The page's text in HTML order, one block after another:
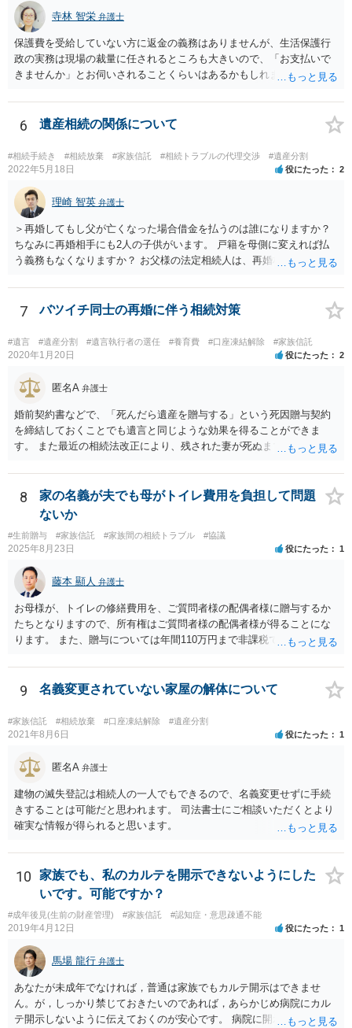
寺林 智栄 弁護士
保護費を受給していない方に返金の義務はありませんが、生活保護行
政の実務は現場の裁量に任されるところも大きいので、「お支払いで
きませんか」とお伺いされることくらいはあるかもしれません。 通報
考えてご判断いただくのが良いと思います。
6 遺産相続の関係について
#相続手続き #相続放棄 #家族信託 #相続トラブルの代理交渉 #遺産分割
2022年5月18日 役にたった 2
理崎 智英 弁護士
＞再婚してもし父が亡くなった場合借金を払うのは誰になりますか？
ちなみに再婚相手にも2人の子供がいます。 戸籍を母側に変えれば払
う義務もなくなりますか？ お父様の法定相続人は、再婚相手とご相談
戸籍がどこにあるのかは関係ありません。 ただし、お父様が亡くなっ
たことを知ってから３か月以内に家庭裁判所にて「相続放棄」の手続
7 バツイチ同士の再婚に伴う相続対策
#遺言 #遺産分割 #遺言執行者の選任 #養育費 #口座凍結解除 #家族信託
2020年1月20日 役にたった 2
匿名A 弁護士
婚前契約書などで、「死んだら遺産を贈与する」という死因贈与契約
を締結しておくことでも遺言と同じような効果を得ることができま
す。 また最近の相続法改正により、残された妻が死ぬまで家に住み続
で、その制度を活用する方法も考えられます。 もし契約書の作成まで
視野に入れておられる場合は、お近くの弁護士、できれば相続に強い
弁護士にご相談なさるとよいでしょう。
8
家の名義が夫でも母がトイレ費用を負担して問題
ないか
#生前贈与 #家族信託 #家族間の相続トラブル #協議
2025年8月23日 役にたった 1
藤本 顯人 弁護士
お母様が、トイレの修繕費用を、ご質問者様の配偶者様に贈与するか
たちとなりますので、所有権はご質問者様の配偶者様が得ることにな
ります。 また、贈与については年間110万円まで非課税であり、トイ
9 名義変更されていない家屋の解体について
#家族信託 #相続放棄 #口座凍結解除 #遺産分割
2021年8月6日 役にたった 1
匿名A 弁護士
建物の滅失登記は相続人の一人でもできるので、名義変更せずに手続
きすることは可能だと思われます。 司法書士にご相談いただくとより
確実な情報が得られると思います。
10
家族でも、私のカルテを開示できないようにした
いです。可能ですか？
#成年後見(生前の財産管理) #家族信託 #認知症・意思疎通不能
2019年4月12日 役にたった 1
馬場 龍行 弁護士
あなたが未成年でなければ，普通は家族でもカルテ開示はできませ
ん。が，しっかり禁じておきたいのであれば，あらかじめ病院にカル
テ開示しないように伝えておくのが安心です。 病院に開示しないよう